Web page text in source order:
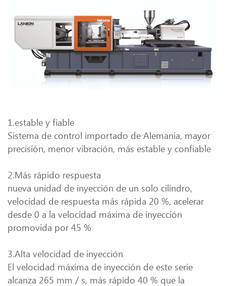
1.estable y fiable
Sistema de control importado de Alemania, mayor
precisión, menor vibración, más estable y confiable
2.Más rápido respuesta
nueva unidad de inyección de un solo cilindro,
velocidad de respuesta más rápida 20 %, acelerar
desde 0 a la velocidad máxima de inyección
promovida por 45 %
3.Alta velocidad de inyección
El velocidad máxima de inyección de este serie
alcanza 265 mm / s, más rápido 40 % que la